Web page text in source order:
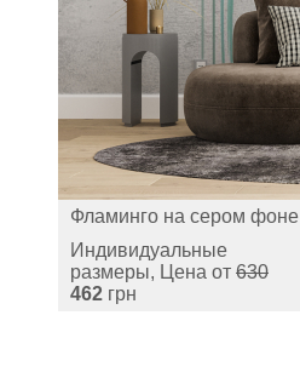
Фламинго на сером фоне
Индивидуальные
размеры, Цена от 630
462 грн